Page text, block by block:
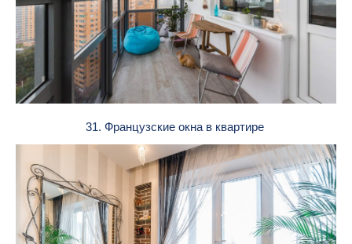
31. Французские окна в квартире